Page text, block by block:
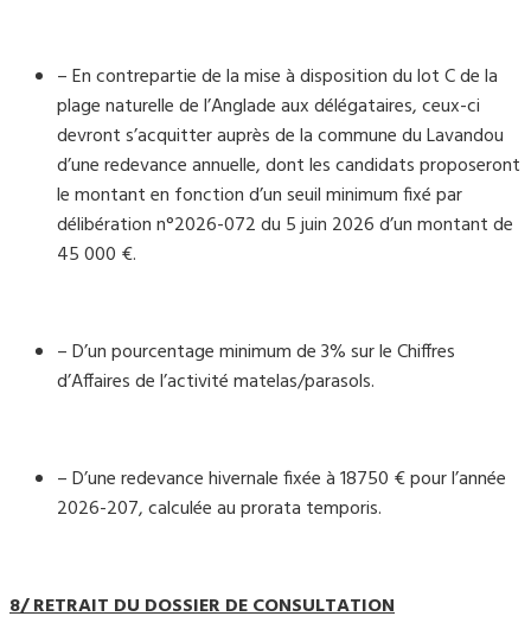
– En contrepartie de la mise à disposition du lot C de la
plage naturelle de l’Anglade aux délégataires, ceux-ci
devront s’acquitter auprès de la commune du Lavandou
d’une redevance annuelle, dont les candidats proposeront
le montant en fonction d’un seuil minimum fixé par
délibération n°2026-072 du 5 juin 2026 d’un montant de
45 000 €.
– D’un pourcentage minimum de 3% sur le Chiffres
d’Affaires de l’activité matelas/parasols.
– D’une redevance hivernale fixée à 18750 € pour l’année
2026-207, calculée au prorata temporis.
8/ RETRAIT DU DOSSIER DE CONSULTATION